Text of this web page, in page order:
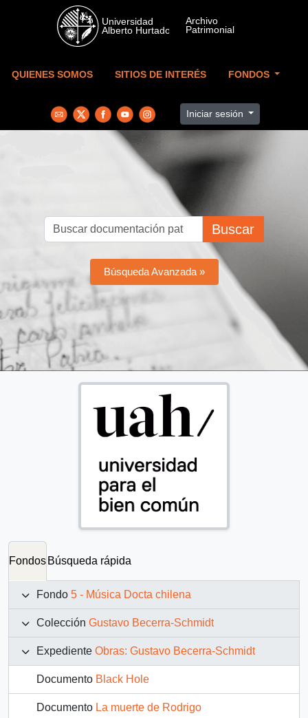
Skip to main content
QUIENES SOMOS SITIOS DE INTERÉS FONDOS
Iniciar sesión
Buscar
Búsqueda Avanzada »
Fondos Búsqueda rápida
Fondo 5 - Música Docta chilena
Colección Gustavo Becerra-Schmidt
Expediente Obras: Gustavo Becerra-Schmidt
Documento Black Hole
Documento La muerte de Rodrigo